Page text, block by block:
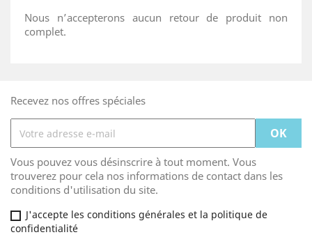
Nous n’accepterons aucun retour de produit non
complet.
Recevez nos offres spéciales
Vous pouvez vous désinscrire à tout moment. Vous
trouverez pour cela nos informations de contact dans les
conditions d'utilisation du site.
J'accepte les conditions générales et la politique de
confidentialité